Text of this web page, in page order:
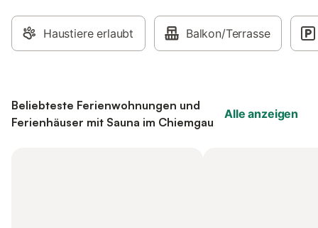
Haustiere erlaubt Balkon/Terrasse
Beliebteste Ferienwohnungen und
Ferienhäuser mit Sauna im Chiemgau
Alle anzeigen